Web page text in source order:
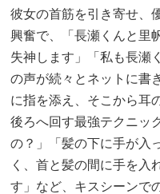
彼女の首筋を引き寄せ、
興奮で、「長瀬くんと里
失神します」「私も長瀬
の声が続々とネットに書
に指を添え、そこから耳
後ろへ回す最強テクニ
の？」「髪の下に手が入
く、首と髪の間に手を入
す」など、キスシーンで